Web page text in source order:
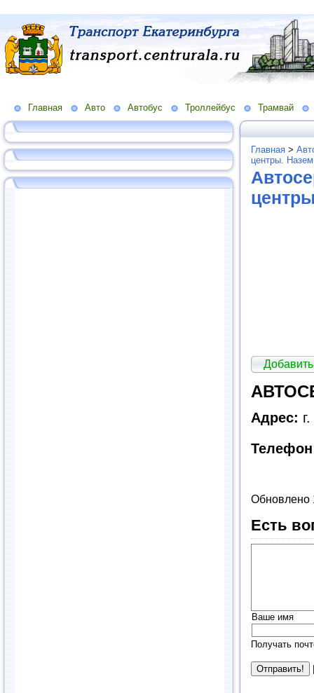
Главная Авто Автобус Троллейбус Трамвай
Главная >
центры.
Адрес:
Обновлено
Есть
Ваше имя
Получать